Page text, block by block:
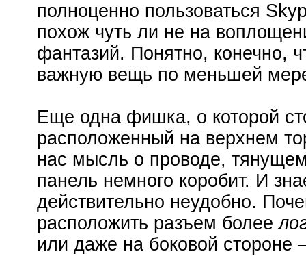
полноценно пользоваться
похож чуть ли не на
фантазий. Понятно, конечно,
важную вещь по меньшей
Еще одна фишка, о которой
расположенный на верхнем
нас мысль о проводе,
панель немного коробит. И
действительно неудобно.
расположить разъем более
или даже на боковой стороне